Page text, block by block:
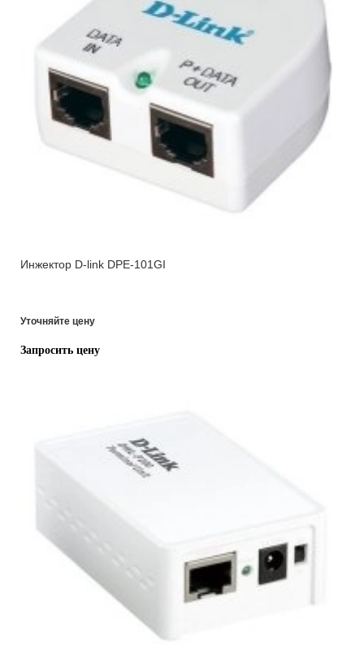
Инжектор D-link DPE-101GI
Уточняйте цену
Запросить цену